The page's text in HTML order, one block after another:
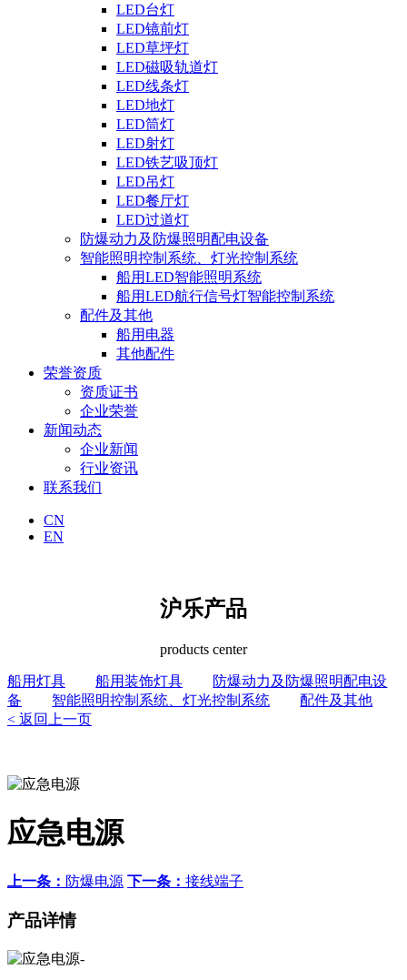
LED台灯
LED镜前灯
LED草坪灯
LED磁吸轨道灯
LED线条灯
LED地灯
LED筒灯
LED射灯
LED铁艺吸顶灯
LED吊灯
LED餐厅灯
LED过道灯
防爆动力及防爆照明配电设备
智能照明控制系统、灯光控制系统
船用LED智能照明系统
船用LED航行信号灯智能控制系统
配件及其他
船用电器
其他配件
荣誉资质
资质证书
企业荣誉
新闻动态
企业新闻
行业资讯
联系我们
CN
EN
沪乐产品
products center
船用灯具 船用装饰灯具
防爆动力及防爆照明配电设
备
智能照明控制系统、灯光控制系统
配件及其他
< 返回上一页
应急电源
上一条： 防爆电源 下一条： 接线端子
产品详情